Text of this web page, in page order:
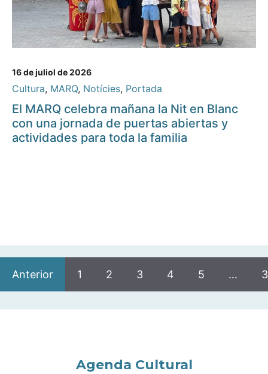
16 de juliol de 2026
Cultura, MARQ, Notícies, Portada
El MARQ celebra mañana la Nit en Blanc
con una jornada de puertas abiertas y
actividades para toda la familia
Anterior 1 2 3 4 5 …
Agenda Cultural